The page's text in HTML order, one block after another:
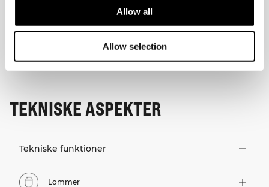
Allow all
Allow selection
TEKNISKE ASPEKTER
Tekniske funktioner
Lommer